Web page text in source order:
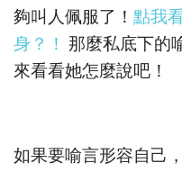
夠叫人佩服了！ 點我
身？！
那麼私底下的
來看看她怎麼說吧！
如果要喻言形容自己